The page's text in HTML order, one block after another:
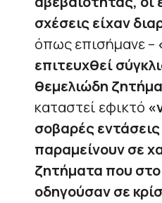
σχέσεις είχαν
όπως επισήμανε –
επιτευχθεί
θεμελιώδη
καταστεί εφικτό
σοβαρές εντάσεις
παραμείνουν σε
ζητήματα που
οδηγούσαν σε